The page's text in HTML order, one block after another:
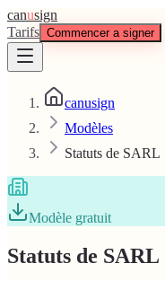
canusign
Tarifs Commencer a signer
canusign
Modèles
Statuts de SARL
Modèle gratuit
Statuts de SARL